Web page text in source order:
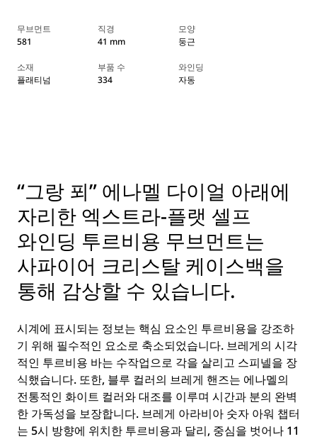
무브먼트
581
직경
41 mm
모양
둥근
소재
플래티넘
부품 수
334
와인딩
자동
“그랑 푀” 에나멜 다이얼 아래에
자리한 엑스트라-플랫 셀프
와인딩 투르비용 무브먼트는
사파이어 크리스탈 케이스백을
통해 감상할 수 있습니다.
시계에 표시되는 정보는 핵심 요소인 투르비용을 강조하
기 위해 필수적인 요소로 축소되었습니다. 브레게의 시각
적인 투르비용 바는 수작업으로 각을 살리고 스피넬을 장
식했습니다. 또한, 블루 컬러의 브레게 핸즈는 에나멜의
전통적인 화이트 컬러와 대조를 이루며 시간과 분의 완벽
한 가독성을 보장합니다. 브레게 아라비아 숫자 아워 챕터
는 5시 방향에 위치한 투르비용과 달리, 중심을 벗어나 11